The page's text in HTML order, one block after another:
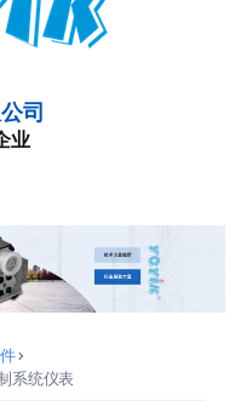
司
业
>
系统仪表